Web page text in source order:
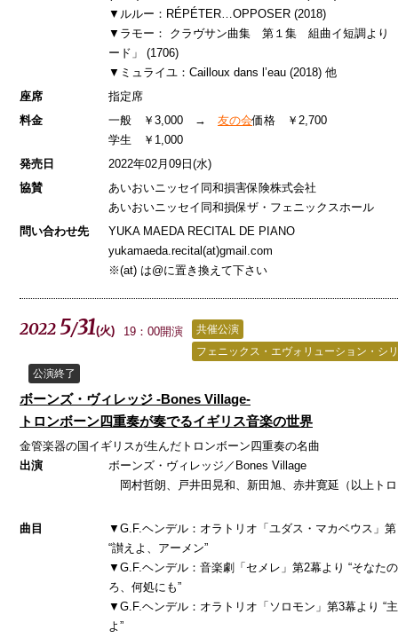
▼ルルー：RÉPÉTER…OPPOSER (2018)
▼ラモー： クラヴサン曲集 第１集 組曲イ短調より
ード」 (1706)
▼ミュライユ：Cailloux dans l’eau (2018) 他
座席
指定席
料金
一般 ￥3,000 → 友の会価格 ￥2,700
学生 ￥1,000
発売日
2022年02月09日(水)
協賛
あいおいニッセイ同和損害保険株式会社
あいおいニッセイ同和損保ザ・フェニックスホール
問い合わせ先
YUKA MAEDA RECITAL DE PIANO
yukamaeda.recital(at)gmail.com
※(at) は@に置き換えて下さい
2022 5/31(火) 19：00開演
共催公演
フェニックス・エヴォリューション・シ
公演終了
ボーンズ・ヴィレッジ -Bones Village-
トロンボーン四重奏が奏でるイギリス音楽の世界
金管楽器の国イギリスが生んだトロンボーン四重奏の名曲
出演
ボーンズ・ヴィレッジ／Bones Village
岡村哲朗、戸井田晃和、新田旭、赤井寛延（以上ト
曲目
▼G.F.ヘンデル：オラトリオ「ユダス・マカベウス」
“讃えよ、アーメン”
▼G.F.ヘンデル：音楽劇「セメレ」第2幕より “そなた
ろ、何処にも”
▼G.F.ヘンデル：オラトリオ「ソロモン」第3幕より “
よ”